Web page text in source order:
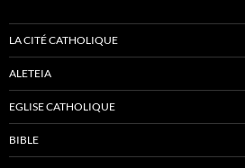
LA CITÉ CATHOLIQUE
ALETEIA
EGLISE CATHOLIQUE
BIBLE